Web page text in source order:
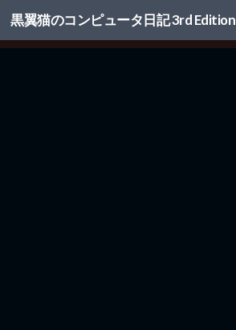
コンテンツへスキップ
黒翼猫のコンピュータ日記 3rd Edition